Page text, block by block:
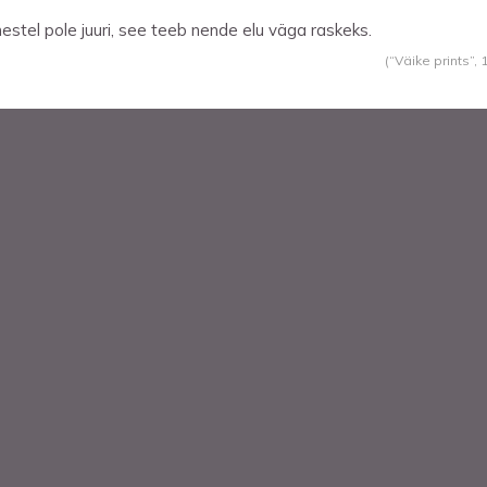
pole juuri, see teeb nende elu väga raskeks.
(“Väike prints”,